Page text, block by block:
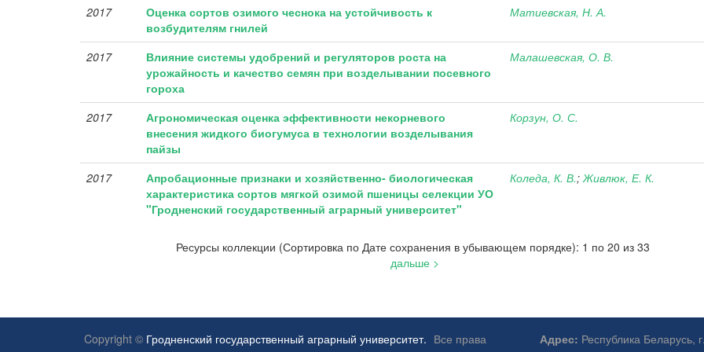
2017
Оценка сортов озимого чеснока на устойчивость к
возбудителям гнилей
Матиевская, Н. А.
2017
Влияние системы удобрений и регуляторов роста на
урожайность и качество семян при возделывании посевного
гороха
Малашевская, О. В.
2017
Агрономическая оценка эффективности некорневого
внесения жидкого биогумуса в технологии возделывания
пайзы
Корзун, О. С.
2017
Апробационные признаки и хозяйственно- биологическая
характеристика сортов мягкой озимой пшеницы селекции УО
"Гродненский государственный аграрный университет"
Коледа, К. В.;Живлюк, Е. К.
Ресурсы коллекции (Сортировка по Дате сохранения в убывающем порядке): 1 по 20 из 33
дальше >
Copyright © Гродненский государственный аграрный университет. Все права
Адрес: Республика Беларусь,